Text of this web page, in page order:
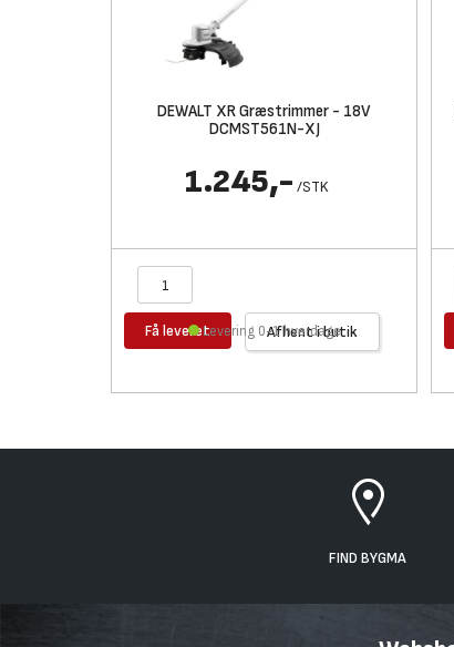
DEWALT XR Græstrimmer - 18V
DCMST561N-XJ
1.245,- /STK
Få leveret Afhent i butik
Levering 0-1 hverdage
FIND BYGMA